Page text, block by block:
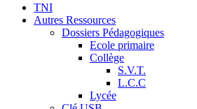
TNI
Autres Ressources
Dossiers Pédagogiques
Ecole primaire
Collège
S.V.T.
L.C.C
Lycée